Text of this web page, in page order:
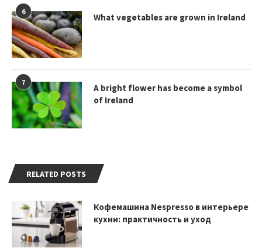
RELATED POSTS
Кофемашина Nespresso в интерьере
кухни: практичность и уход
6
What vegetables are grown in Ireland
7
A bright flower has become a symbol
of Ireland